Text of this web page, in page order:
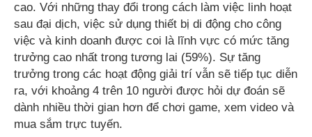
cao. Với những thay đổi trong cách làm việc linh hoạt
sau đại dịch, việc sử dụng thiết bị di động cho công
việc và kinh doanh được coi là lĩnh vực có mức tăng
trưởng cao nhất trong tương lai (59%). Sự tăng
trưởng trong các hoạt động giải trí vẫn sẽ tiếp tục diễn
ra, với khoảng 4 trên 10 người được hỏi dự đoán sẽ
dành nhiều thời gian hơn để chơi game, xem video và
mua sắm trực tuyến.